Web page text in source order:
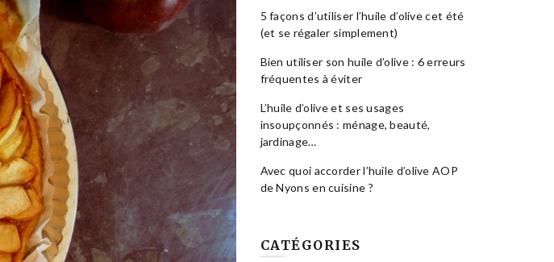
5 façons d’utiliser l’huile d’olive cet été
(et se régaler simplement)
Bien utiliser son huile d’olive : 6 erreurs
fréquentes à éviter
L’huile d’olive et ses usages
insoupçonnés : ménage, beauté,
jardinage…
Avec quoi accorder l’huile d’olive AOP
de Nyons en cuisine ?
CATÉGORIES